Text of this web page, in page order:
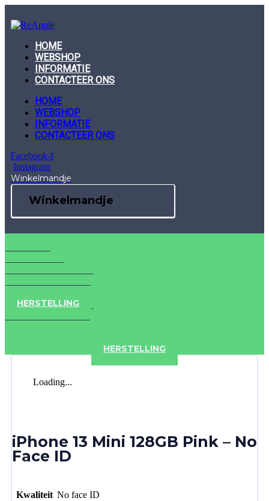
to
content
HOME
WEBSHOP
INFORMATIE
CONTACTEER ONS
HOME
WEBSHOP
INFORMATIE
CONTACTEER ONS
Facebook-f
Instagram
Winkelmandje
Winkelmandje
HERSTELLING
HERSTELLING
Loading...
iPhone 13 Mini 128GB Pink – No
Face ID
Kwaliteit No face ID